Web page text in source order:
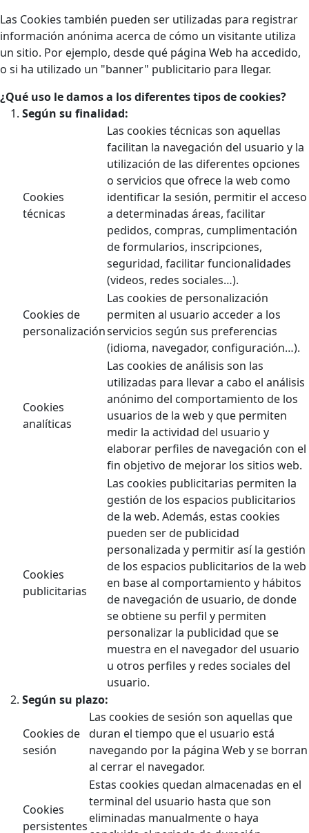
Las Cookies también pueden ser utilizadas para registrar
información anónima acerca de cómo un visitante utiliza
un sitio. Por ejemplo, desde qué página Web ha accedido,
o si ha utilizado un "banner" publicitario para llegar.
¿Qué uso le damos a los diferentes tipos de cookies?
Según su finalidad:
Cookies
técnicas
Las cookies técnicas son aquellas
facilitan la navegación del usuario y la
utilización de las diferentes opciones
o servicios que ofrece la web como
identificar la sesión, permitir el acceso
a determinadas áreas, facilitar
pedidos, compras, cumplimentación
de formularios, inscripciones,
seguridad, facilitar funcionalidades
(videos, redes sociales…).
Cookies de
personalización
Las cookies de personalización
permiten al usuario acceder a los
servicios según sus preferencias
(idioma, navegador, configuración…).
Cookies
analíticas
Las cookies de análisis son las
utilizadas para llevar a cabo el análisis
anónimo del comportamiento de los
usuarios de la web y que permiten
medir la actividad del usuario y
elaborar perfiles de navegación con el
fin objetivo de mejorar los sitios web.
Cookies
publicitarias
Las cookies publicitarias permiten la
gestión de los espacios publicitarios
de la web. Además, estas cookies
pueden ser de publicidad
personalizada y permitir así la gestión
de los espacios publicitarios de la web
en base al comportamiento y hábitos
de navegación de usuario, de donde
se obtiene su perfil y permiten
personalizar la publicidad que se
muestra en el navegador del usuario
u otros perfiles y redes sociales del
usuario.
Según su plazo:
Cookies de
sesión
Las cookies de sesión son aquellas que
duran el tiempo que el usuario está
navegando por la página Web y se borran
al cerrar el navegador.
Cookies
persistentes
Estas cookies quedan almacenadas en el
terminal del usuario hasta que son
eliminadas manualmente o haya